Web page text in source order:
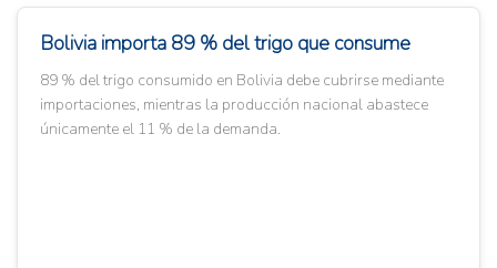
Bolivia importa 89 % del trigo que consume
89 % del trigo consumido en Bolivia debe cubrirse mediante
importaciones, mientras la producción nacional abastece
únicamente el 11 % de la demanda.